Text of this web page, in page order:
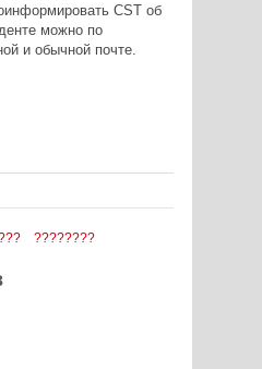
CST об
можно по
и обычной почте.
????????